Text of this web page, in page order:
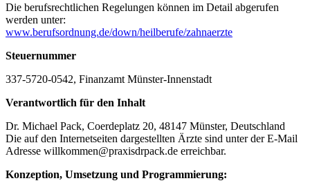
Die berufsrechtlichen Regelungen können im Detail abgerufen
werden unter:
www.berufsordnung.de/down/heilberufe/zahnaerzte
Steuernummer
337-5720-0542, Finanzamt Münster-Innenstadt
Verantwortlich für den Inhalt
Dr. Michael Pack, Coerdeplatz 20, 48147 Münster, Deutschland
Die auf den Internetseiten dargestellten Ärzte sind unter der E-Mail
Adresse willkommen@praxisdrpack.de erreichbar.
Konzeption, Umsetzung und Programmierung: